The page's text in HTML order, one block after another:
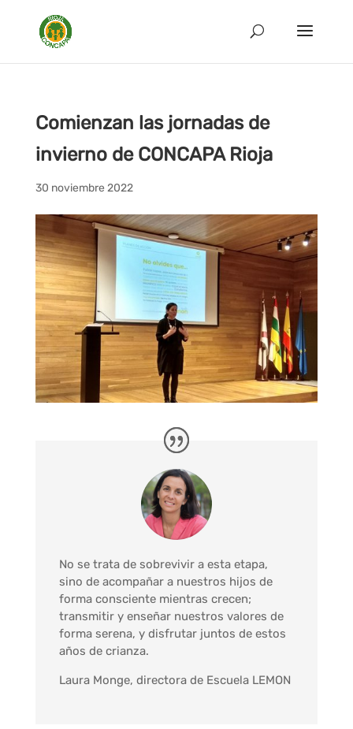
Comienzan las jornadas de
invierno de CONCAPA Rioja
30 noviembre 2022
No se trata de sobrevivir a esta etapa,
sino de acompañar a nuestros hijos de
forma consciente mientras crecen;
transmitir y enseñar nuestros valores de
forma serena, y disfrutar juntos de estos
años de crianza.
Laura Monge, directora de Escuela LEMON